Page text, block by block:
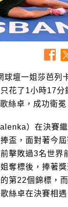
球壇一姐莎芭列
花了1小時17分
絲卓，成功衛冕
）在決賽
盃，面對著今
擊敗過3名世界
奪標後，捧著
第22個錦標，
絲卓在決賽相遇